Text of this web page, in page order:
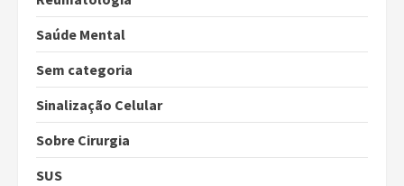
Saúde Mental
Sem categoria
Sinalização Celular
Sobre Cirurgia
SUS